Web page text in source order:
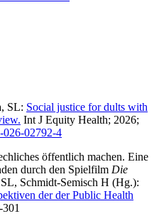
, SL: Social justice for dults with
Int J Equity Health; 2026;
026-02792-4
öffentlich machen. Eine
durch den Spielfilm Die
Schmidt-Semisch H (Hg.):
der der Public Health